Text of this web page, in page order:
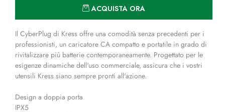
ACQUISTA ORA
Il CyberPlug di Kress offre una comodità senza precedenti per i
professionisti, un caricatore CA compatto e portatile in grado di
rivitalizzare più batterie contemporaneamente. Progettato per le
esigenze dinamiche dell'uso commerciale, assicura che i vostri
utensili Kress siano sempre pronti all'azione.
Design a doppia porta
IPX5